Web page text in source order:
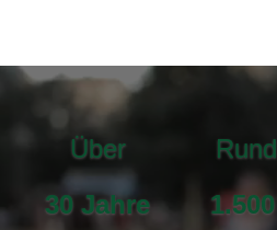
Über
30 Jahre
Rund
1.500